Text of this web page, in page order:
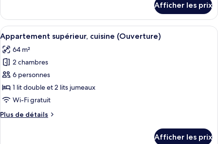
Appartement
supérieur,
cuisinette
(Sinfonie)
Appartement
supérieur,
cuisinette
(Sinfonie)
Afficher les prix
Afficher
toutes
les
photos
pour
ce
type
chambre :
Une chambre à coucher
12
Appartement supérieur, cuisine (Ouverture)
64 m²
2 chambres
6 personnes
1 lit double et 2 lits jumeaux
Wi-Fi gratuit
Plus de détails
Plus
Afficher les prix